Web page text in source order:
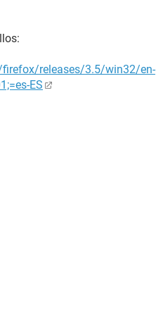
releases/3.5/win32/en-
ES